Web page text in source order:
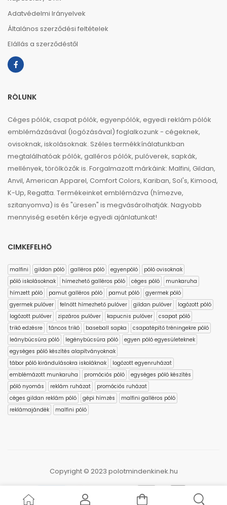
Adatvédelmi Irányelvek
Általános szerződési feltételek
Elállás a szerződéstől
RÓLUNK
Céges pólók, csapat pólók, egyenpólók, egyedi reklám pólók
emblémázásával (logózásával) foglalkozunk - cégeknek,
ovisoknak, iskolásoknak. Széles termékkínálatunkban
megtalálhatóak pólók, galléros pólók, pulóverek, sapkák,
mellények, törölközők is. Forgalmazott márkáink: Malfini, Gildan,
Anvil, American Apparel, Comfort Colors, Kariban, Sol's, Kimood,
K-Up, Regatta. Termékeinket emblémázva (hímezve,
szitanyomva) is és "üresen" is megvásárolhatják. Nagyobb
mennyiség esetén kérje egyedi ajánlatunkat!
CIMKEFELHŐ
malfini gildan póló galléros póló egyenpóló
póló ovisoknak
póló iskolásoknak
hímezhető galléros póló céges póló
munkaruha
hímzett póló
pamut galléros póló pamut póló
gyermek póló
gyermek pulóver
felnőtt hímezhető pulóver gildan pulóver
logózott póló
logózott pulóver
zipzáros pulóver kapucnis pulóver
csapat póló
trikó edzésre
táncos trikó baseball sapka
csapatépítő tréningekre póló
leánybúcsúra póló
legénybúcsúra póló
egyen póló egyesületeknek
egységes póló készítés alapítványoknak
tábor póló kirándulásokra iskoláknak
logózott egyenruházat
emblémázott munkaruha
promóciós póló
egységes póló készítés
póló nyomás
reklám ruházat
promóciós ruházat
céges gildan reklám póló
gépi hímzés
malfini galléros póló
reklámajándék
malfini póló
Copyright © 2023 polotmindenkinek.hu